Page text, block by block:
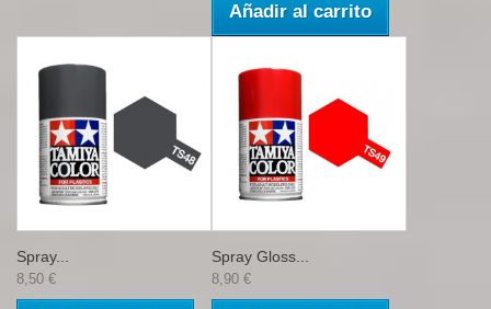
Añadir al carrito
Spray...
8,50 €
Spray Gloss...
8,90 €